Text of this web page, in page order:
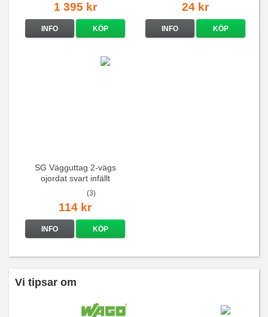
1 395 kr
INFO KÖP
24 kr
INFO KÖP
SG Vägguttag 2-vägs
ojordat svart infällt
16A/250V
(3)
114 kr
INFO KÖP
Vi tipsar om